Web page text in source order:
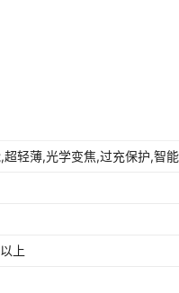
超轻薄,光学变焦,过充保护,智
上